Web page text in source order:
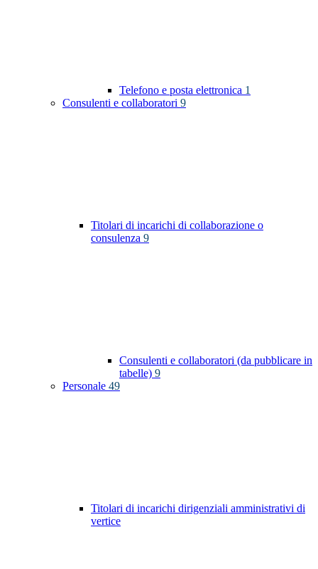
Telefono e posta elettronica 1
Consulenti e collaboratori 9
Titolari di incarichi di collaborazione o
consulenza 9
Consulenti e collaboratori (da pubblicare in
tabelle) 9
Personale 49
Titolari di incarichi dirigenziali amministrativi di
vertice